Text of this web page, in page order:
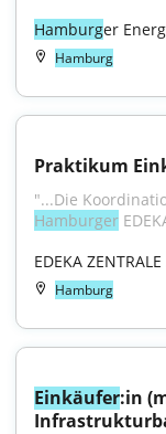
Hamburger
Hamburg
Praktikum
Hamburger
EDEKA
Hamburg
Einkäufer:in